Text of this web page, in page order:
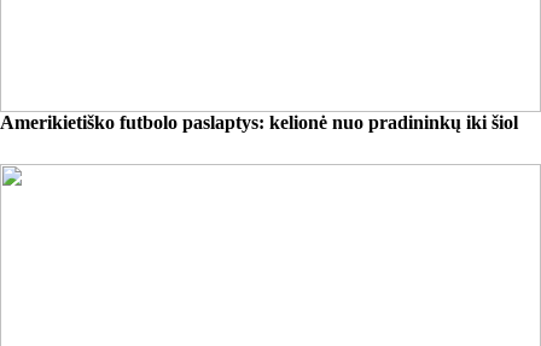
Amerikietiško futbolo paslaptys: kelionė nuo pradininkų iki šiol